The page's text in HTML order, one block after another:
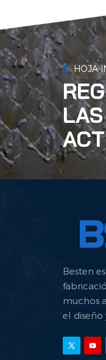
HOJA
Besten
muchos
el diseño